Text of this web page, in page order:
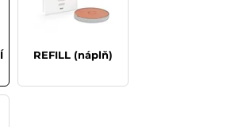
REFILL (náplň)